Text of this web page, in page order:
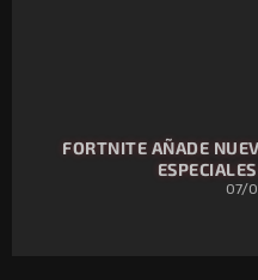
FORTNITE AÑADE
07/